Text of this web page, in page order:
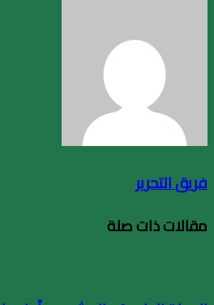
فريق التحرير
مقالات ذات صلة